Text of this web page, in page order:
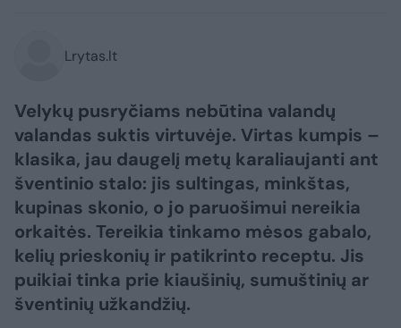
Lrytas.lt
Velykų pusryčiams nebūtina valandų
valandas suktis virtuvėje. Virtas kumpis –
klasika, jau daugelį metų karaliaujanti ant
šventinio stalo: jis sultingas, minkštas,
kupinas skonio, o jo paruošimui nereikia
orkaitės. Tereikia tinkamo mėsos gabalo,
kelių prieskonių ir patikrinto receptu. Jis
puikiai tinka prie kiaušinių, sumuštinių ar
šventinių užkandžių.